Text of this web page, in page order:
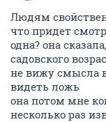
Людям
что придет
одна? она
садовского
не вижу смысла
видеть ложь
она потом мне
несколько раз